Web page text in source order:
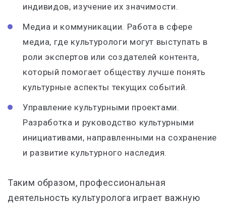
индивидов, изучение их значимости.
Медиа и коммуникации. Работа в сфере
медиа, где культурологи могут выступать в
роли экспертов или создателей контента,
который помогает обществу лучше понять
культурные аспекты текущих событий.
Управление культурными проектами.
Разработка и руководство культурными
инициативами, направленными на сохранение
и развитие культурного наследия.
Таким образом, профессиональная
деятельность культуролога играет важную